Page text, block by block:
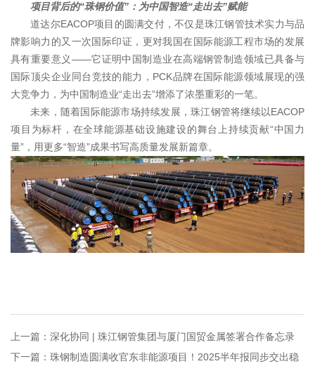
项目背后的“珠钢价值”：为中国智造“走出去”赋能
道达尔EACOP项目的圆满交付，不仅是珠江钢管技术实力与品
牌影响力的又一次国际印证，更对我国在国际能源工程市场的发展
具有重要意义——它证明中国制造业在高端钢管制造领域已具备与
国际顶尖企业同台竞技的能力，PCK品牌在国际能源领域展现的强
大竞争力，为中国制造业“走出去”增添了浓墨重彩的一笔。
未来，随着国际能源市场持续发展，珠江钢管将继续以EACOP
项目为标杆，在全球能源基础设施建设的舞台上持续贡献“中国力
量”，用更多“智造”成果书写高质量发展新篇章。
上一篇：深化协同 | 珠江钢管集团与厦门国贸金属签署合作备忘录
下一篇：珠钢制造圆满收官东非能源项目！2025半年报同步交出稳